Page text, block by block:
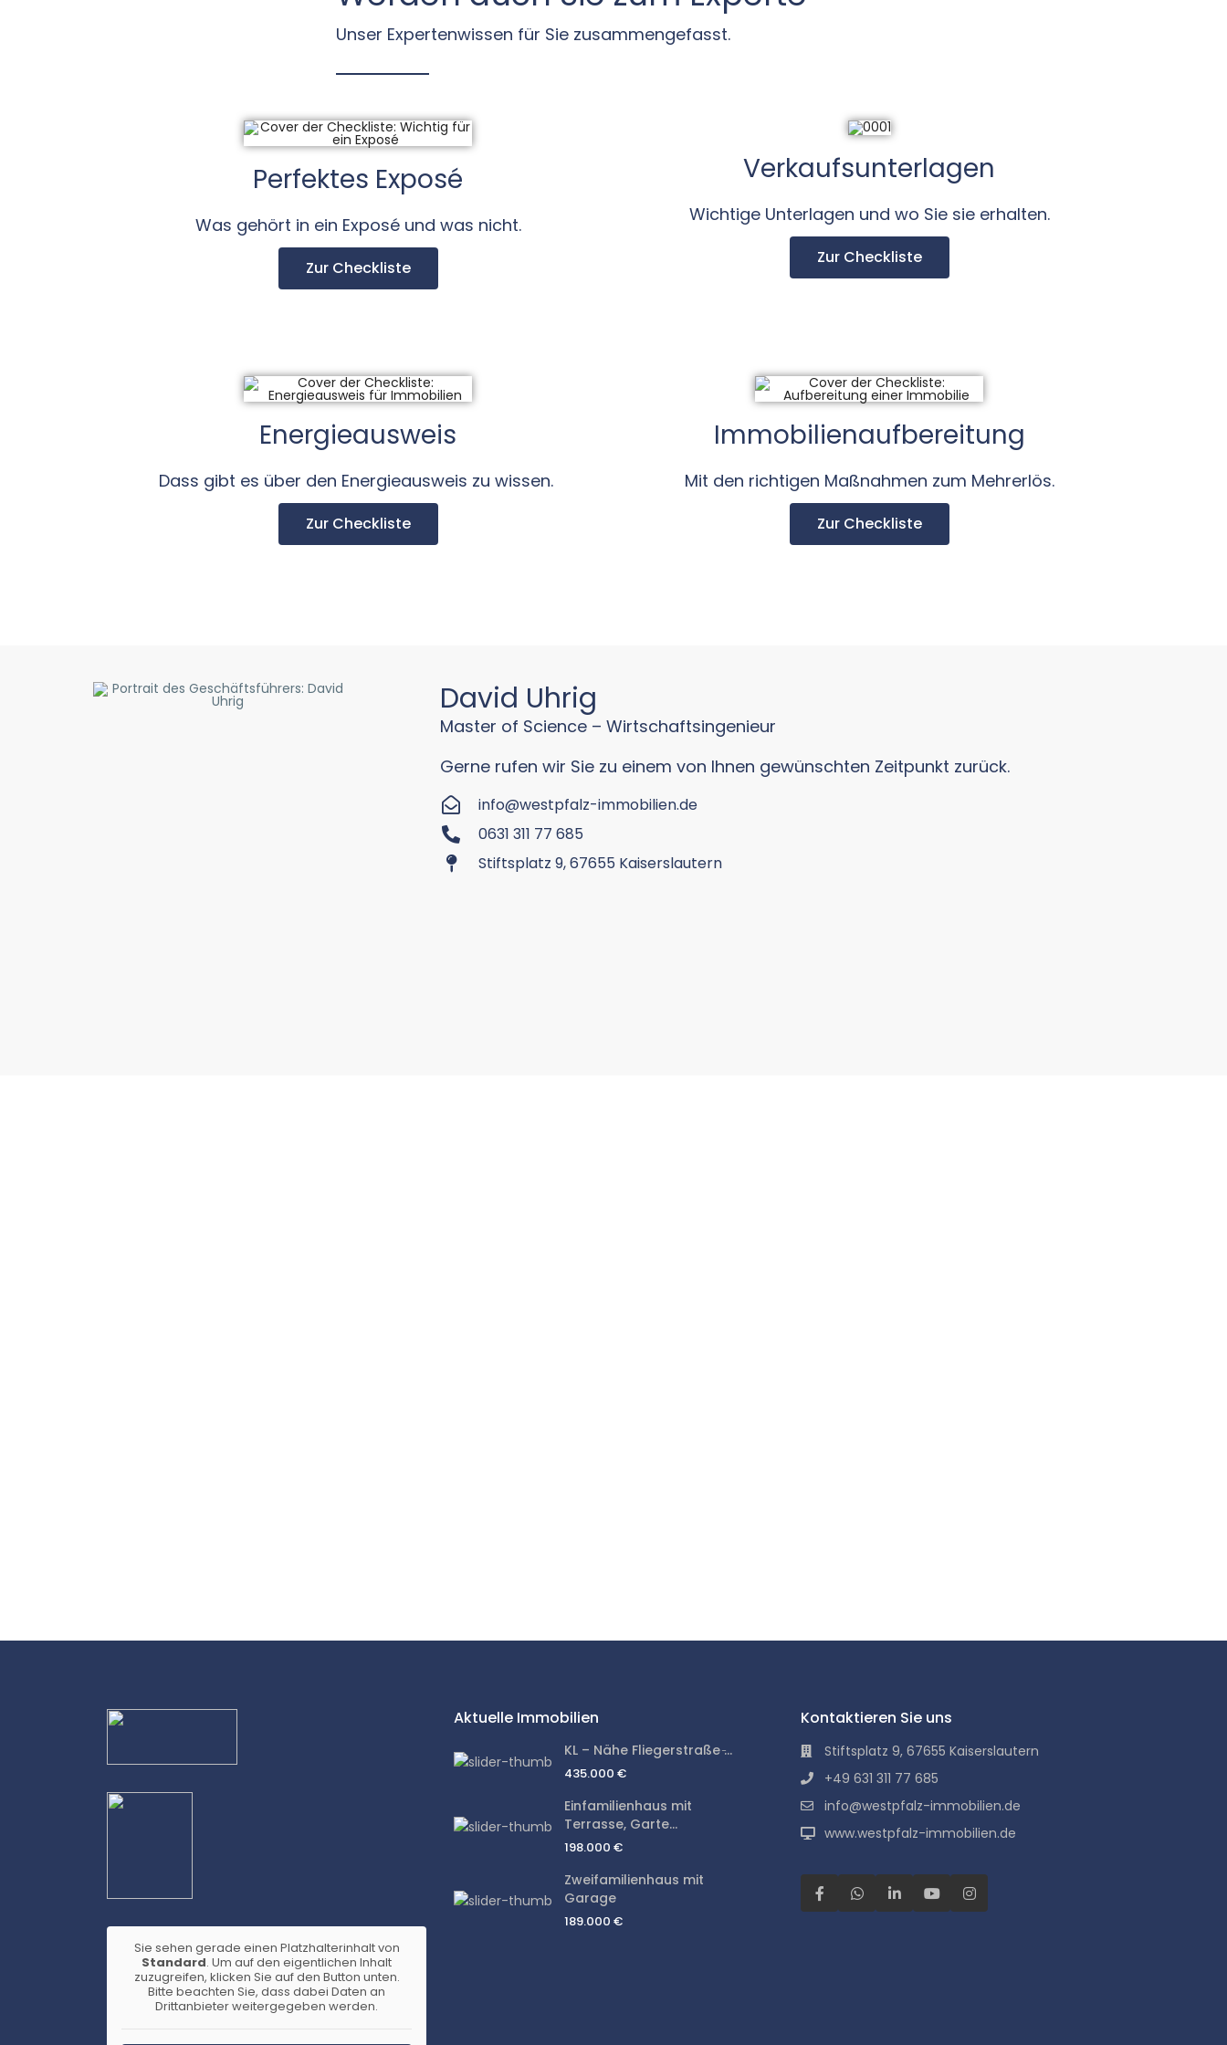
Unser Expertenwissen für Sie zusammengefasst.
Perfektes Exposé
Was gehört in ein Exposé und was nicht.
Zur Checkliste
Verkaufsunterlagen
Wichtige Unterlagen und wo Sie sie erhalten.
Zur Checkliste
Energieausweis
Dass gibt es über den Energieausweis zu wissen.
Zur Checkliste
Immobilienaufbereitung
Mit den richtigen Maßnahmen zum Mehrerlös.
Zur Checkliste
David Uhrig
Master of Science – Wirtschaftsingenieur
Gerne rufen wir Sie zu einem von Ihnen gewünschten Zeitpunkt zurück.
info@westpfalz-immobilien.de
0631 311 77 685
Stiftsplatz 9, 67655 Kaiserslautern
Sie sehen gerade einen Platzhalterinhalt von
Standard. Um auf den eigentlichen Inhalt
zuzugreifen, klicken Sie auf den Button unten.
Bitte beachten Sie, dass dabei Daten an
Drittanbieter weitergegeben werden.
Aktuelle Immobilien
KL – Nähe Fliegerstraße ̵...
435.000 €
Einfamilienhaus mit
Terrasse, Garte...
198.000 €
Zweifamilienhaus mit
Garage
189.000 €
Kontaktieren Sie uns
Stiftsplatz 9, 67655 Kaiserslautern
+49 631 311 77 685
info@westpfalz-immobilien.de
www.westpfalz-immobilien.de